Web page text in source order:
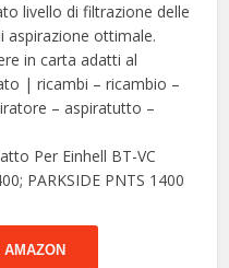
livello di filtrazione delle
aspirazione ottimale.
in carta adatti al
| ricambi – ricambio –
– aspiratutto –
Per Einhell BT-VC
PARKSIDE PNTS 1400